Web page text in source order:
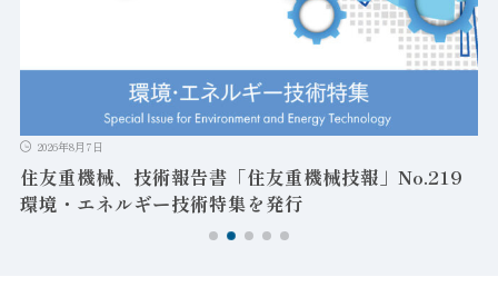
2026年8月7日
住友重機械、技術報告書「住友重機械技報」No.219
環境・エネルギー技術特集を発行